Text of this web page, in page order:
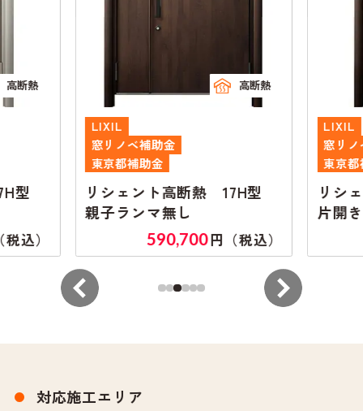
高断熱
型
込）
高断熱
LIXIL
窓リノベ補助金
東京都補助金
リシェント高断熱 17H型
親子ランマ無し
590,700円（税込）
LIXIL
窓リノ
東京都
リシ
片開
対応施工エリア